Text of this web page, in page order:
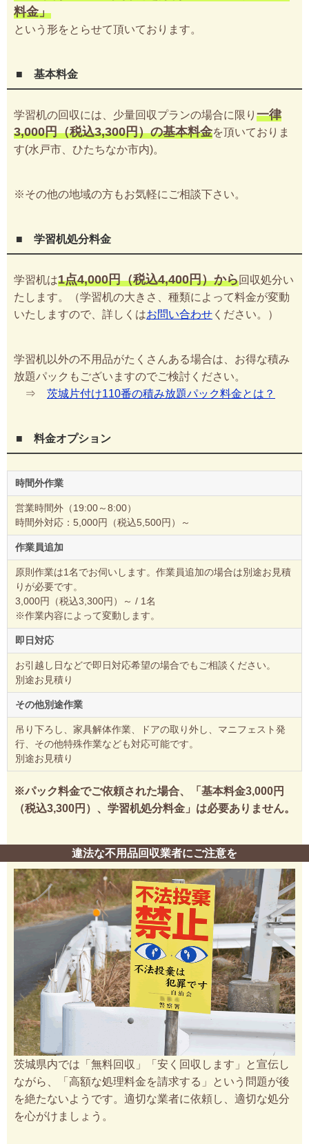
料金」
という形をとらせて頂いております。
■ 基本料金
学習机の回収には、少量回収プランの場合に限り 一律
3,000円（税込3,300円）の基本料金を頂いておりま
す(水戸市、ひたちなか市内)。
※その他の地域の方もお気軽にご相談下さい。
■ 学習机処分料金
学習机は1点4,000円（税込4,400円）から回収処分い
たします。（学習机の大きさ、種類によって料金が変動
いたしますので、詳しくはお問い合わせ ください。）
学習机以外の不用品がたくさんある場合は、お得な積み
放題パックもございますのでご検討ください。
⇒ 茨城片付け110番の積み放題パック料金とは？
■ 料金オプション
時間外作業
営業時間外（19:00～8:00）
時間外対応：5,000円（税込5,500円）～
作業員追加
原則作業は1名でお伺いします。作業員追加の場合は別途お見積
りが必要です。
3,000円（税込3,300円）～ / 1名
※作業内容によって変動します。
即日対応
お引越し日などで即日対応希望の場合でもご相談ください。
別途お見積り
その他別途作業
吊り下ろし、家具解体作業、ドアの取り外し、マニフェスト発
行、その他特殊作業なども対応可能です。
別途お見積り
※パック料金でご依頼された場合、「基本料金3,000円
（税込3,300円）、学習机処分料金」は必要ありません。
違法な不用品回収業者にご注意を
茨城県内では「無料回収」「安く回収します」と宣伝し
ながら、「高額な処理料金を請求する」という問題が後
を絶たないようです。適切な業者に依頼し、適切な処分
を心がけましょう。